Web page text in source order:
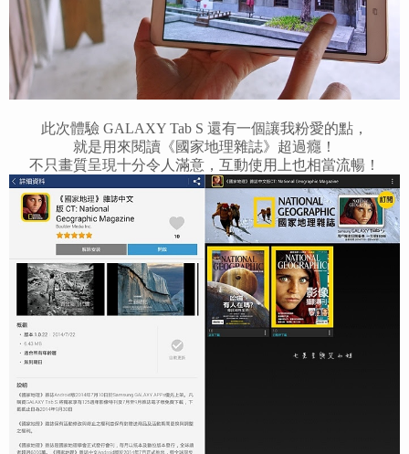
此次體驗 GALAXY Tab S 還有一個讓我粉愛的點，
就是用來閱讀《國家地理雜誌》超過癮！
不只畫質呈現十分令人滿意，互動使用上也相當流暢！